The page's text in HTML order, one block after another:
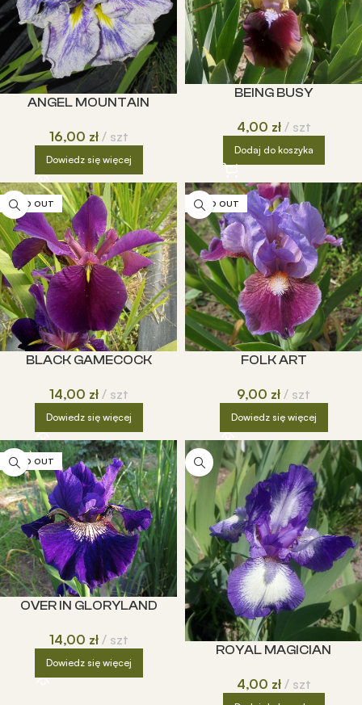
ANGEL MOUNTAIN
16,00 zł szt
Dowiedz się więcej
BEING BUSY
4,00 zł szt
Dodaj do koszyka
SOLD OUT
BLACK GAMECOCK
14,00 zł szt
Dowiedz się więcej
SOLD OUT
FOLK ART
9,00 zł szt
Dowiedz się więcej
SOLD OUT
OVER IN GLORYLAND
14,00 zł szt
Dowiedz się więcej
ROYAL MAGICIAN
4,00 zł szt